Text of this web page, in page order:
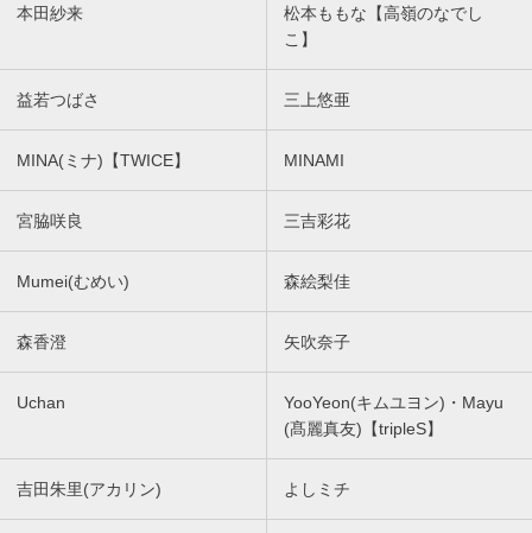
本田紗来
松本ももな【高嶺のなでし
こ】
益若つばさ 三上悠亜
MINA(ミナ)【TWICE】 MINAMI
宮脇咲良 三吉彩花
Mumei(むめい) 森絵梨佳
森香澄 矢吹奈子
Uchan
YooYeon(キムユヨン)・Mayu
(髙麗真友)【tripleS】
吉田朱里(アカリン) よしミチ